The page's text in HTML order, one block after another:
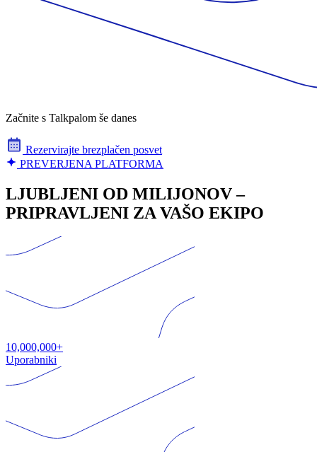
Začnite s Talkpalom še danes
Rezervirajte brezplačen posvet
PREVERJENA PLATFORMA
LJUBLJENI OD MILIJONOV –
PRIPRAVLJENI ZA VAŠO EKIPO
10,000,000+
Uporabniki